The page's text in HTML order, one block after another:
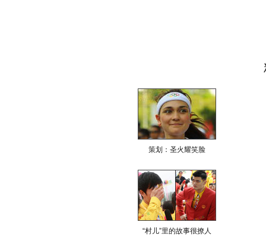
策划：圣火耀笑脸
“村儿”里的故事很撩人